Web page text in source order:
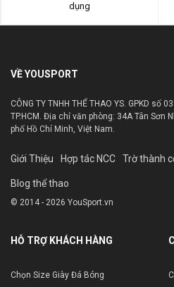
dụng
VỀ YOUSPORT
CÔNG TY TNHH THỂ THAO YS. GPKD số
TP.HCM. Địa chỉ văn phòng: 34A Tân Sơn
phố Hồ Chí Minh, Việt Nam.
Giới Thiệu Hợp tác NCC Trờ thành
Blog thể thao
© 2014 - 2026 YouSport.vn
HỖ TRỢ KHÁCH HÀNG
Chọn Size Giày Đá Bóng